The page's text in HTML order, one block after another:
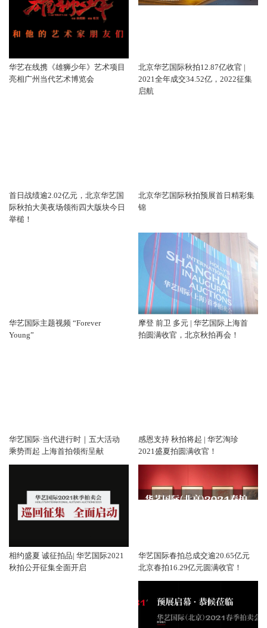
华艺在线携《雄狮少年》艺术项目
亮相广州当代艺术博览会
北京华艺国际秋拍12.87亿收官 |
2021全年成交34.52亿，2022征集
启航
首日战绩逾2.02亿元，北京华艺国
际秋拍大美夜场领衔四大版块今日
举槌！
北京华艺国际秋拍预展首日精彩集
锦
华艺国际主题视频 “Forever
Young”
摩登 前卫 多元 | 华艺国际上海首
拍圆满收官，北京秋拍再会！
华艺国际·当代进行时｜五大活动
乘势而起 上海首拍领衔呈献
感恩支持 秋拍将起 | 华艺淘珍
2021盛夏拍圆满收官！
相约盛夏 诚征拍品| 华艺国际2021
秋拍公开征集全面开启
华艺国际春拍总成交逾20.65亿元
北京春拍16.29亿元圆满收官！